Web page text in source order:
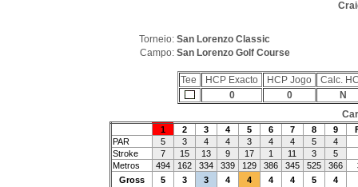
Torneio: San Lorenzo Classic
Campo: San Lorenzo Golf Course
Tee HCP Exacto HCP Jogo
Calc.
0
0
N
1 2 3 4 5 6 7 8 9
PAR
5 3 4 4 3 4 4 5
4
Stroke
7 15 13 9 17 1 11 3
5
Metros
494 162 334 339 129 386 345 525 366
Gross
5 3 3 4 4 4 4 5 4